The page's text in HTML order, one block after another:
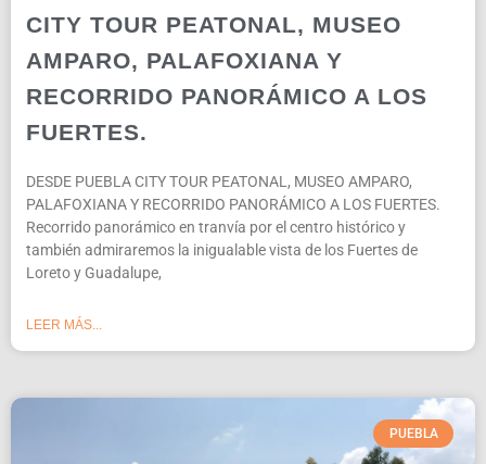
CITY TOUR PEATONAL, MUSEO
AMPARO, PALAFOXIANA Y
RECORRIDO PANORÁMICO A LOS
FUERTES.
DESDE PUEBLA CITY TOUR PEATONAL, MUSEO AMPARO,
PALAFOXIANA Y RECORRIDO PANORÁMICO A LOS FUERTES.
Recorrido panorámico en tranvía por el centro histórico y
también admiraremos la inigualable vista de los Fuertes de
Loreto y Guadalupe,
LEER MÁS...
PUEBLA